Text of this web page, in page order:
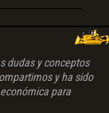
dudas y conceptos
y ha sido
para